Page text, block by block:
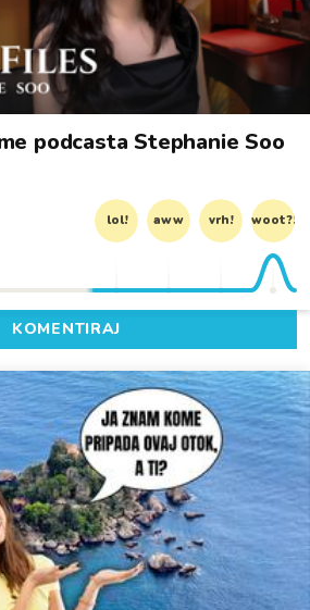
podcasta Stephanie Soo
lol! aww vrh! woot?!
KOMENTIRAJ